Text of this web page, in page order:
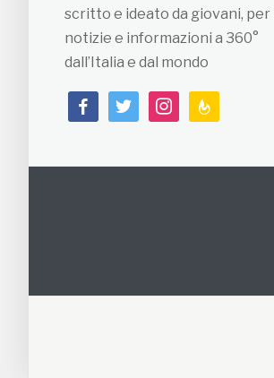
scritto e ideato da giovani, per
notizie e informazioni a 360°
dall’Italia e dal mondo
facebooktwitterinstagramfeedburner